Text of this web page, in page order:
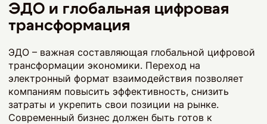
ЭДО и глобальная цифровая
трансформация
ЭДО – важная составляющая глобальной цифровой
трансформации экономики. Переход на
электронный формат взаимодействия позволяет
компаниям повысить эффективность, снизить
затраты и укрепить свои позиции на рынке.
Современный бизнес должен быть готов к